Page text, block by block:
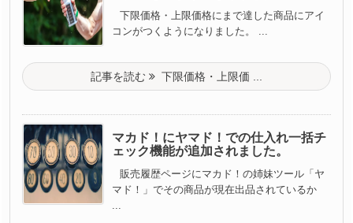
下限価格・上限価格にまで達した商品にアイ
コンがつくようになりました。 ...
記事を読む 下限価格・上限価 ...
マカド！にヤマド！での仕入れ一括チ
ェック機能が追加されました。
販売履歴ページにマカド！の姉妹ツール「ヤ
マド！」でその商品が現在出品されているか